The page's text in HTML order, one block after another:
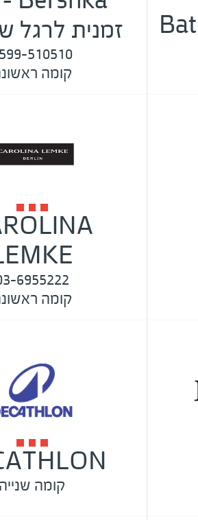
זמנית לרגל
510510
קומה
6955222
קומה
קומה שנייה